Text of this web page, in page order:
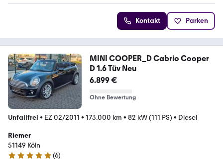
Kontakt Parken
MINI COOPER_D Cabrio Cooper
D 1.6 Tüv Neu
6.899 €
Ohne Bewertung
Unfallfrei • EZ 02/2011 • 173.000 km • 82 kW (111 PS) • Diesel
Riemer
51149 Köln
5 Sterne
(6)